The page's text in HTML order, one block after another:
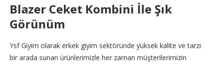
Blazer Ceket Kombini İle Şık
Görünüm
Ysf Giyim olarak erkek giyim sektöründe yüksek kalite ve tarzı
bir arada sunan ürünlerimizle her zaman müşterilerimizin